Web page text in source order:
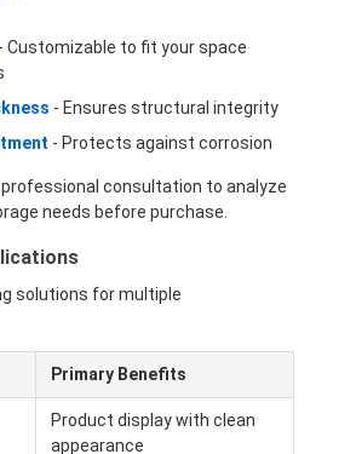
- Customizable to fit your space
- Ensures structural integrity
- Protects against corrosion
consultation to analyze
needs before purchase.
solutions for multiple
Primary Benefits
Product display with clean
appearance